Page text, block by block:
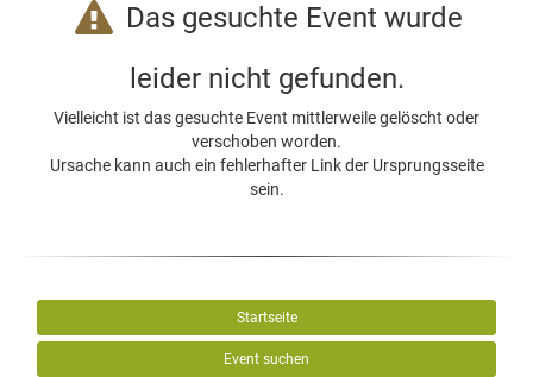
Das gesuchte Event wurde
leider nicht gefunden.
Vielleicht ist das gesuchte Event mittlerweile gelöscht oder
verschoben worden.
Ursache kann auch ein fehlerhafter Link der Ursprungsseite
sein.
Startseite
Event suchen